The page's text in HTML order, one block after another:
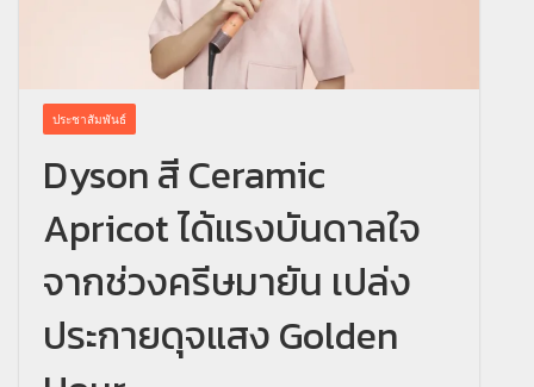
ประชาสัมพันธ์
Dyson สี Ceramic
Apricot ได้แรงบันดาลใจ
จากช่วงครีษมายัน เปล่ง
ประกายดุจแสง Golden